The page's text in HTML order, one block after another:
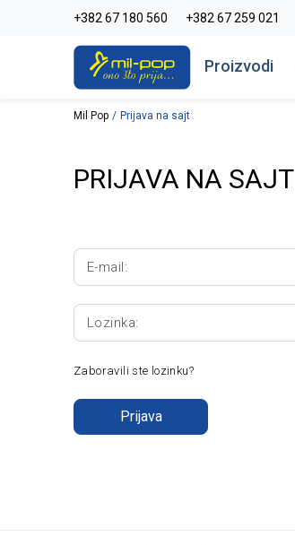
+382 67 180 560 +382 67 259 021
-20% na kompletan asortiman Pogledaj više
Proizvodi
Mil Pop Prijava na sajt
PRIJAVA NA SAJT
E-mail:
Lozinka:
Zaboravili ste lozinku?
Prijava